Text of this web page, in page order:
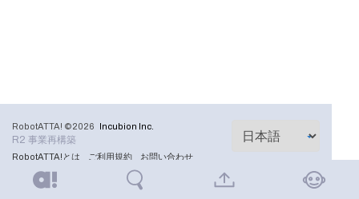
RobotATTA! ©2026 Incubion Inc.
R2 事業再構築
RobotATTA!とは ご利用規約 お問い合わせ